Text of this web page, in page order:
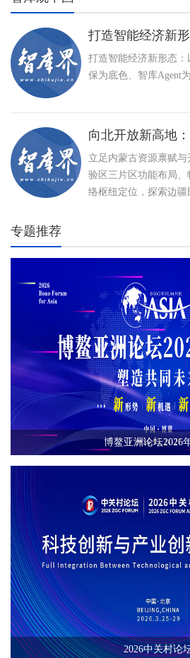
打造智能经济新
打造智能经济新形态
保为底色、智库Agent
立足内蒙古资源禀赋
验区三片区功能布局
络枢纽定位，探索边
专题推荐
博鳌亚洲论坛2026
2026中关村论